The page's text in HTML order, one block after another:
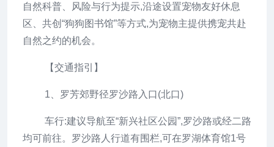
自然科普、风险与行为提示,沿途设置宠物友好休息
区、共创“狗狗图书馆”等方式,为宠物主提供携宠共赴
自然之约的机会。
【交通指引】
1、罗芳郊野径罗沙路入口(北口)
车行:建议导航至“新兴社区公园”,罗沙路或经二路
均可前往。罗沙路人行道有围栏,可在罗湖体育馆1号